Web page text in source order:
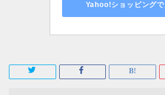
Yahoo!ショッピングで